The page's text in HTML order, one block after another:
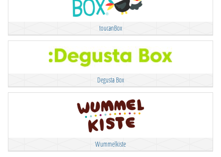
toucanBox
Degusta Box
Wummelkiste